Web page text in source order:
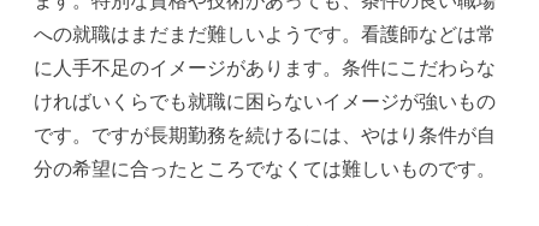
への就職はまだまだ難しいようです。看護師などは常
に人手不足のイメージがあります。条件にこだわらな
ければいくらでも就職に困らないイメージが強いもの
です。ですが長期勤務を続けるには、やはり条件が自
分の希望に合ったところでなくては難しいものです。